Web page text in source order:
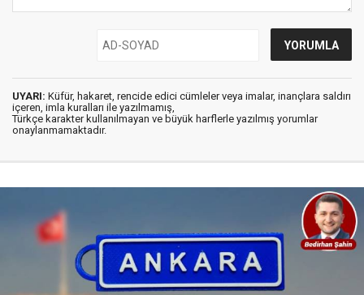
UYARI: Küfür, hakaret, rencide edici cümleler veya imalar, inançlara saldırı
içeren, imla kuralları ile yazılmamış,
Türkçe karakter kullanılmayan ve büyük harflerle yazılmış yorumlar
onaylanmamaktadır.